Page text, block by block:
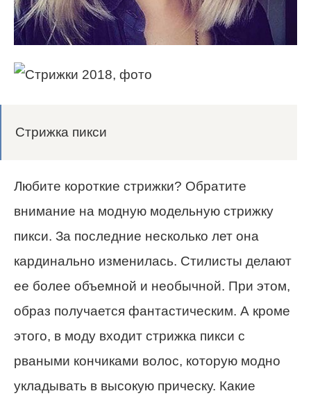
Стрижка пикси
Любите короткие стрижки? Обратите
внимание на модную модельную стрижку
пикси. За последние несколько лет она
кардинально изменилась. Стилисты делают
ее более объемной и необычной. При этом,
образ получается фантастическим. А кроме
этого, в моду входит стрижка пикси с
рваными кончиками волос, которую модно
укладывать в высокую прическу. Какие